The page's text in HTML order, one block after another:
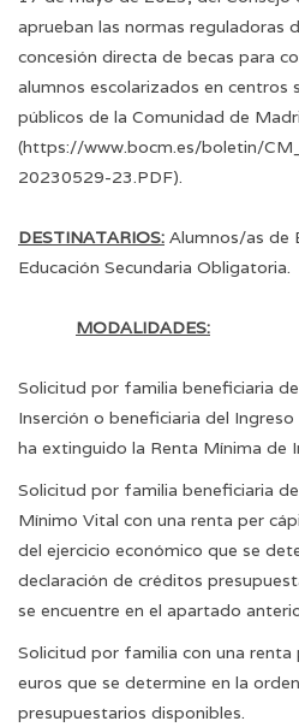
aprueban las normas reguladoras
concesión directa de becas para
alumnos escolarizados en
públicos de la Comunidad de
(https://www.bocm.es/boletin/
20230529-23.PDF).
DESTINATARIOS: Alumnos/as de
Educación Secundaria Obligatoria.
MODALIDADES:
Solicitud por familia beneficiaria
Inserción o beneficiaria del
ha extinguido la Renta Mínima de
Solicitud por familia beneficiaria
Mínimo Vital con una renta per
del ejercicio económico que se
declaración de créditos
se encuentre en el apartado
Solicitud por familia con una
euros que se determine en la
presupuestarios disponibles.